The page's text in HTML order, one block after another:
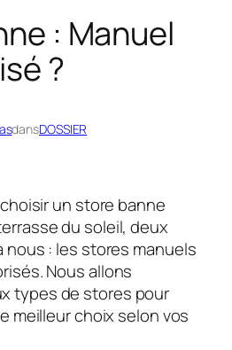
: Manuel
?
dansDOSSIER
choisir un store banne
du soleil, deux
nous : les stores manuels
Nous allons
types de stores pour
meilleur choix selon vos